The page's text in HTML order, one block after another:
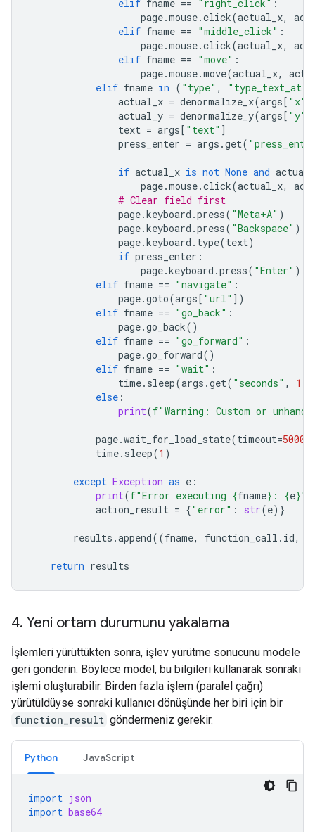
elif fname == "right_click" :
page.mouse.click(actual_x,
elif fname == "middle_click" :
page.mouse.click(actual_x,
elif fname == "move" :
page.mouse.move(actual_x,
elif fname in ( "type" , "type_text_at"
actual_x = denormalize_x(args[ "x"
actual_y = denormalize_y(args[ "y"
text = args[ "text" ]
press_enter = args .get(
if actual_x is not None and
page.mouse.click(actual_x,
# Clear field first
page.keyboard .press( "Meta+A" )
page.keyboard .press( "Backspace" )
page.keyboard . type(text)
if press_enter :
page.keyboard .press( "Enter" )
elif fname == "navigate" :
page.goto(args[ "url" ])
elif fname == "go_back" :
page.go_back()
elif fname == "go_forward" :
page.go_forward()
elif fname == "wait" :
time. sleep(args .get( "seconds" , 1
else :
print(f"Warning: Custom or
page.wait_for_load_state(timeout=5000
time. sleep(1 )
except Exception as e :
print(f"Error executing {fname} : {e}"
action_result = {"error" : str(e)}
results .append((fname, function_call . id,
return results
4. Yeni ortam durumunu yakalama
İşlemleri yürüttükten sonra, işlev yürütme sonucunu modele
geri gönderin. Böylece model, bu bilgileri kullanarak sonraki
işlemi oluşturabilir. Birden fazla işlem (paralel çağrı)
yürütüldüyse sonraki kullanıcı dönüşünde her biri için bir
function_result göndermeniz gerekir.
Python JavaScript
import json
import base64